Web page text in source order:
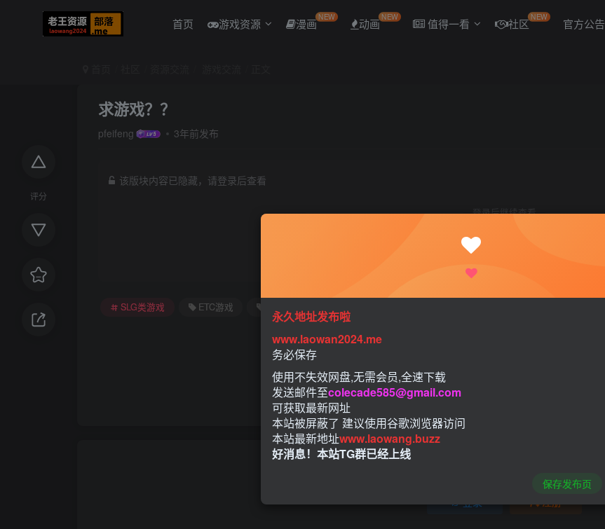
首页 游戏资源 漫画NEW 动画 NEW 值得一看 社区NEW 官方公告
评分
求游戏？？
pfeifeng 3年前发布
该版块内容已隐藏，请登录后查看
登录后继续查看
登录
SLG类游戏 ETC游戏
登录 注册
永久地址发布啦
www.laowan2024.me
务必保存
使用不失效网盘,无需会员,全速下载
发送邮件至colecade585@gmail.com
可获取最新网址
本站被屏蔽了 建议使用谷歌浏览器访问
本站最新地址www.laowang.buzz
好消息！本站TG群已经上线
保存发布页